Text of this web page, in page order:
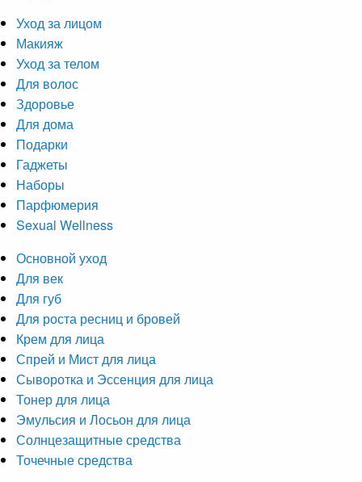
Уход за лицом
Макияж
Уход за телом
Для волос
Здоровье
Для дома
Подарки
Гаджеты
Наборы
Парфюмерия
Sexual Wellness
Основной уход
Для век
Для губ
Для роста ресниц и бровей
Крем для лица
Спрей и Мист для лица
Сыворотка и Эссенция для лица
Тонер для лица
Эмульсия и Лосьон для лица
Солнцезащитные средства
Точечные средства